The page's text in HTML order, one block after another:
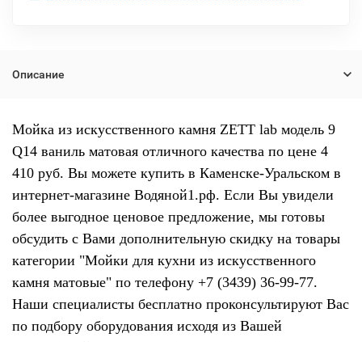
Описание
Мойка из искусственного камня ZETT lab модель 9
Q14 ваниль матовая отличного качества по цене 4
410 руб. Вы можете купить в Каменске-Уральском в
интернет-магазине Водяной1.рф. Если Вы увидели
более выгодное ценовое предложение, мы готовы
обсудить с Вами дополнительную скидку на товары
категории "Мойки для кухни из искусственного
камня матовые" по телефону +7 (3439) 36-99-77.
Наши специалисты бесплатно проконсультируют Вас
по подбору оборудования исходя из Вашей